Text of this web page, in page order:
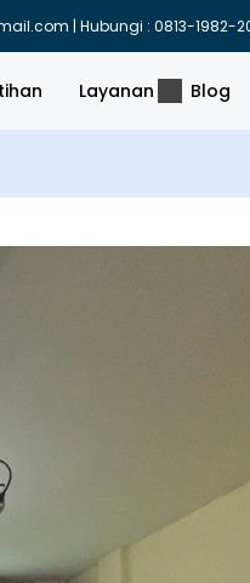
| Hubungi : 0813-1982-
Layanan Blog